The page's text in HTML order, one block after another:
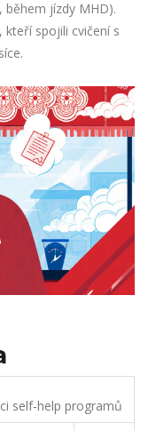
během jízdy MHD).
kteří spojili cvičení s
self‑help programů